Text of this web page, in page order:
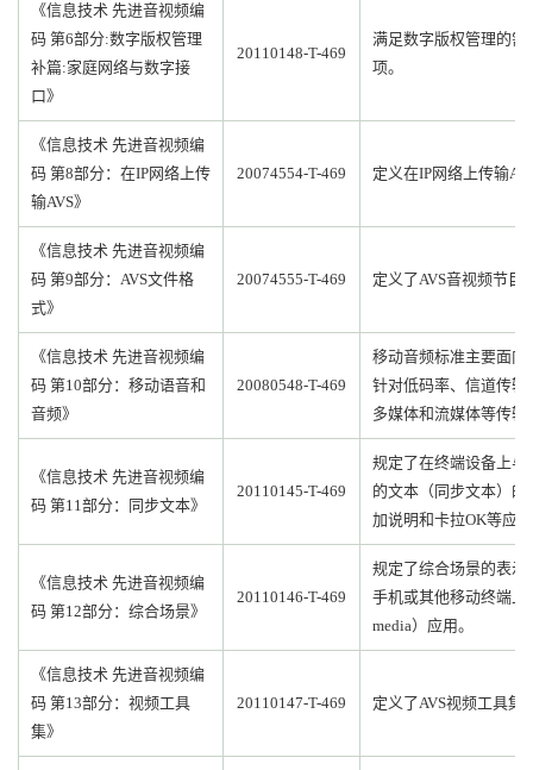
《信息技术 先进音视频编
码 第6部分:数字版权管理
补篇:家庭网络与数字接
口》
20110148-T-469
满足数字版权管理的需
项。
《信息技术 先进音视频编
码 第8部分：在IP网络上传
输AVS》
20074554-T-469 定义在IP网络上传输
《信息技术 先进音视频编
码 第9部分：AVS文件格
式》
20074555-T-469 定义了AVS音视频节目
《信息技术 先进音视频编
码 第10部分：移动语音和
音频》
20080548-T-469
移动音频标准主要面
针对低码率、信道传
多媒体和流媒体等传输
《信息技术 先进音视频编
码 第11部分：同步文本》
20110145-T-469
规定了在终端设备上
的文本（同步文本）
加说明和卡拉OK等应
《信息技术 先进音视频编
码 第12部分：综合场景》
20110146-T-469
规定了综合场景的表示
手机或其他移动终端
media）应用。
《信息技术 先进音视频编
码 第13部分：视频工具
集》
20110147-T-469 定义了AVS视频工具集